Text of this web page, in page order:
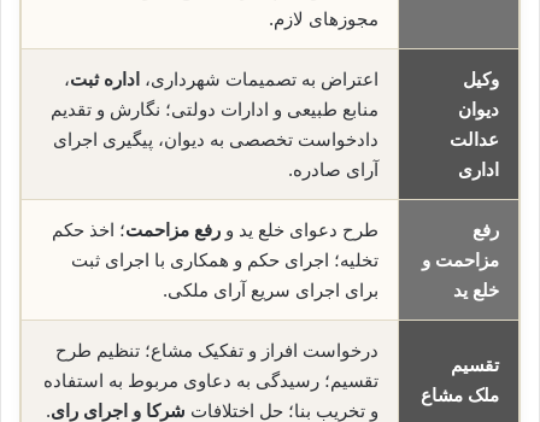
مجوزهای لازم.
وکیل
دیوان
عدالت
اداری
اعتراض به تصمیمات شهرداری، اداره ثبت،
منابع طبیعی و ادارات دولتی؛ نگارش و تقدیم
دادخواست تخصصی به دیوان، پیگیری اجرای
آرای صادره.
رفع
مزاحمت و
خلع ید
طرح دعوای خلع ید و رفع مزاحمت؛ اخذ حکم
تخلیه؛ اجرای حکم و همکاری با اجرای ثبت
برای اجرای سریع آرای ملکی.
تقسیم
ملک مشاع
درخواست افراز و تفکیک مشاع؛ تنظیم طرح
تقسیم؛ رسیدگی به دعاوی مربوط به استفاده
و تخریب بنا؛ حل اختلافات شرکا و اجرای رای.